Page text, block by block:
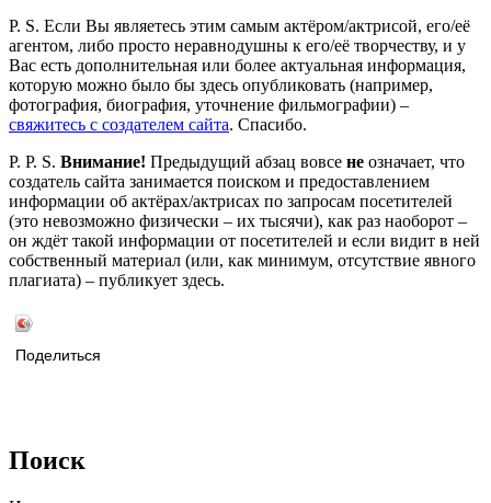
P. S. Если Вы являетесь этим самым актёром/актрисой, его/её
агентом, либо просто неравнодушны к его/её творчеству, и у
Вас есть дополнительная или более актуальная информация,
которую можно было бы здесь опубликовать (например,
фотография, биография, уточнение фильмографии) –
свяжитесь с создателем сайта. Спасибо.
P. P. S. Внимание! Предыдущий абзац вовсе не означает, что
создатель сайта занимается поиском и предоставлением
информации об актёрах/актрисах по запросам посетителей
(это невозможно физически – их тысячи), как раз наоборот –
он ждёт такой информации от посетителей и если видит в ней
собственный материал (или, как минимум, отсутствие явного
плагиата) – публикует здесь.
Поделиться
Поиск